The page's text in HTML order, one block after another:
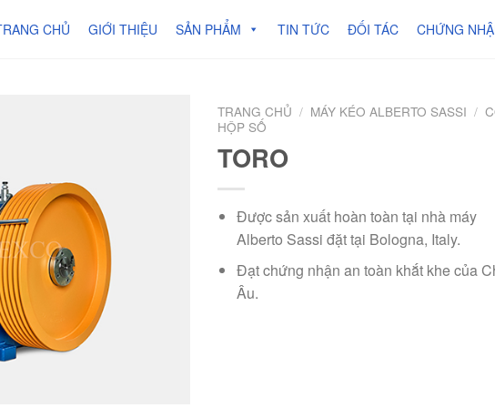
CHỦ GIỚI THIỆU SẢN PHẨM TIN TỨC ĐỐI TÁC CHỨNG
TRANG CHỦ / MÁY KÉO ALBERTO SASSI /
HỘP SỐ
TORO
Được sản xuất hoàn toàn tại nhà máy
Alberto Sassi đặt tại Bologna, Italy.
Đạt chứng nhận an toàn khắt khe của
Âu.